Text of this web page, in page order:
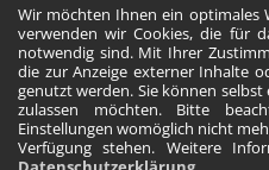
Wir möchten Ihnen ein optimales
verwenden wir Cookies, die für
notwendig sind. Mit Ihrer
die zur Anzeige externer Inhalte
genutzt werden. Sie können selbst
zulassen möchten. Bitte
Einstellungen womöglich nicht
Verfügung stehen. Weitere